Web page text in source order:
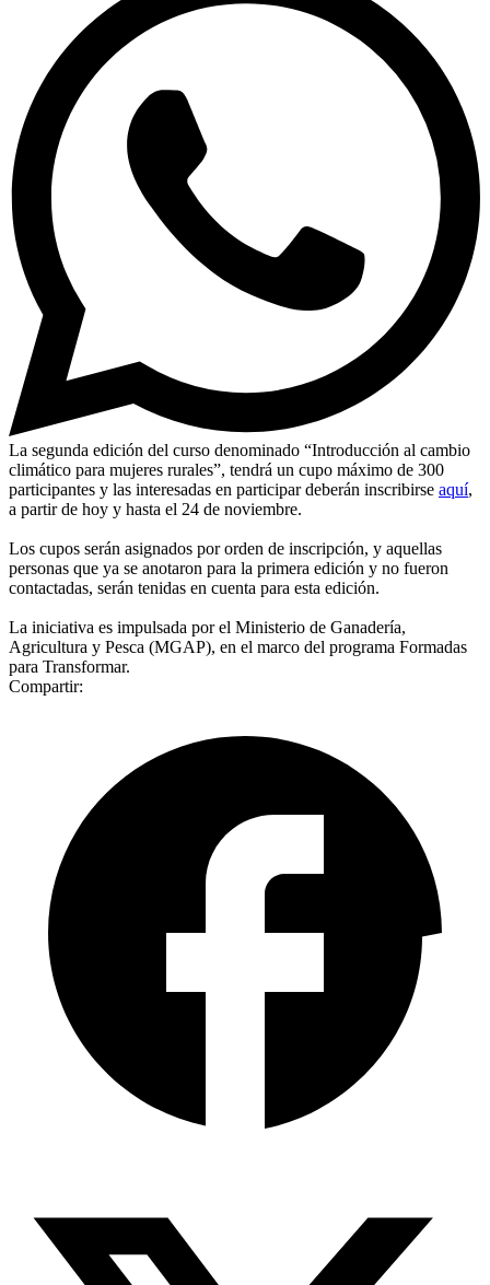
La segunda edición del curso denominado “Introducción al cambio
climático para mujeres rurales”, tendrá un cupo máximo de 300
participantes y las interesadas en participar deberán inscribirse aquí,
a partir de hoy y hasta el 24 de noviembre.
Los cupos serán asignados por orden de inscripción, y aquellas
personas que ya se anotaron para la primera edición y no fueron
contactadas, serán tenidas en cuenta para esta edición.
La iniciativa es impulsada por el Ministerio de Ganadería,
Agricultura y Pesca (MGAP), en el marco del programa Formadas
para Transformar.
Compartir: